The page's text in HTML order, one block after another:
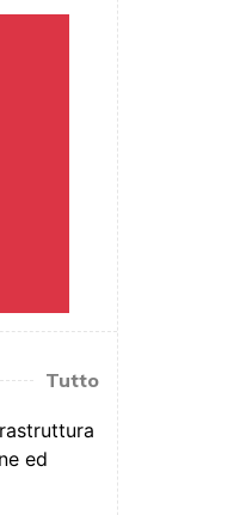
Tutto
ed